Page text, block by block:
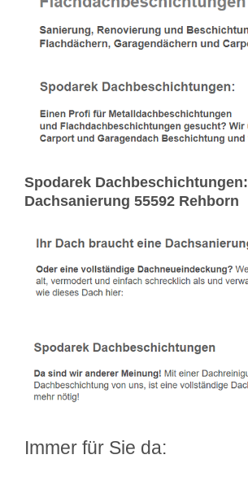
Spodarek Dachbeschichtungen:
Dachsanierung 55592 Rehborn
Immer für Sie da: